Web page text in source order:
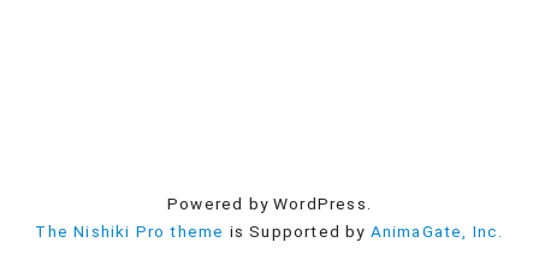
Powered by WordPress.
The Nishiki Pro theme is Supported by AnimaGate, Inc.